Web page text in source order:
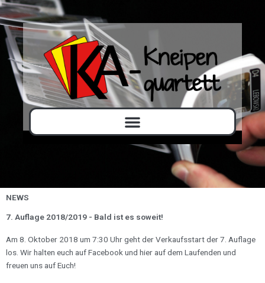
NEWS
7. Auflage 2018/2019 - Bald ist es soweit!​
Am 8. Oktober 2018 um 7:30 Uhr geht der Verkaufsstart der 7. Auflage
los. Wir halten euch auf Facebook und hier auf dem Laufenden und
freuen uns auf Euch!